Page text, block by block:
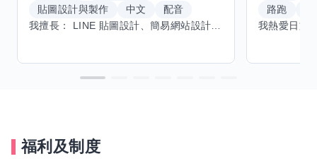
貼圖設計與製作
中文
配音
路跑
福利及制度